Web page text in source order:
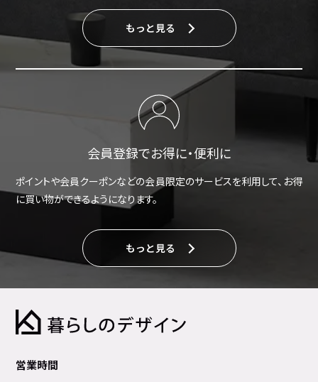
もっと見る
会員登録でお得に・便利に
ポイントや会員クーポンなどの会員限定のサービスを利用して、お得
に買い物ができるようになります。
もっと見る
営業時間